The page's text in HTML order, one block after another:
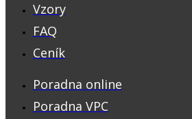
Vzory
FAQ
Ceník
Poradna online
Poradna VPC